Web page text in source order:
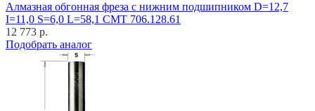
Алмазная обгонная фреза с нижним подшипником D=12,7
I=11,0 S=6,0 L=58,1 CMT 706.128.61
12 773 р.
Подобрать аналог